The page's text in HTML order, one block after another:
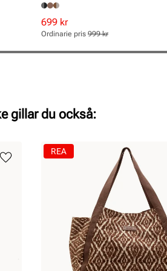
Rabatterat
pris
Pris
699 kr
Ordinarie
pris
Pris
Ordinarie pris 999 kr
gillar du också:
REA